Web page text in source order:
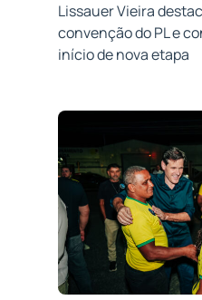
Lissauer Vieira
convenção do PL e
início de nova etapa